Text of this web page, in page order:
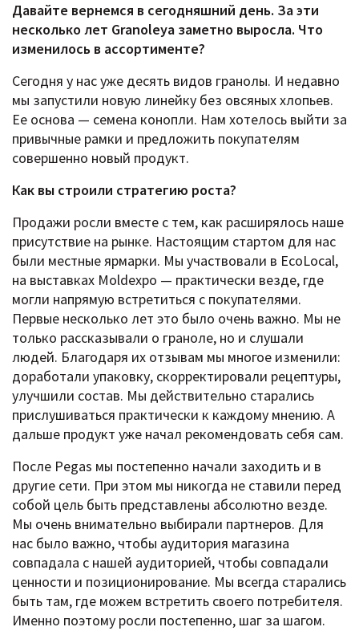
Давайте вернемся в сегодняшний день. За эти
несколько лет Granoleya заметно выросла. Что
изменилось в ассортименте?
Сегодня у нас уже десять видов гранолы. И недавно
мы запустили новую линейку без овсяных хлопьев.
Ее основа — семена конопли. Нам хотелось выйти за
привычные рамки и предложить покупателям
совершенно новый продукт.
Как вы строили стратегию роста?
Продажи росли вместе с тем, как расширялось наше
присутствие на рынке. Настоящим стартом для нас
были местные ярмарки. Мы участвовали в EcoLocal,
на выставках Moldexpo — практически везде, где
могли напрямую встретиться с покупателями.
Первые несколько лет это было очень важно. Мы не
только рассказывали о граноле, но и слушали
людей. Благодаря их отзывам мы многое изменили:
доработали упаковку, скорректировали рецептуры,
улучшили состав. Мы действительно старались
прислушиваться практически к каждому мнению. А
дальше продукт уже начал рекомендовать себя сам.
После Pegas мы постепенно начали заходить и в
другие сети. При этом мы никогда не ставили перед
собой цель быть представлены абсолютно везде.
Мы очень внимательно выбирали партнеров. Для
нас было важно, чтобы аудитория магазина
совпадала с нашей аудиторией, чтобы совпадали
ценности и позиционирование. Мы всегда старались
быть там, где можем встретить своего потребителя.
Именно поэтому росли постепенно, шаг за шагом.